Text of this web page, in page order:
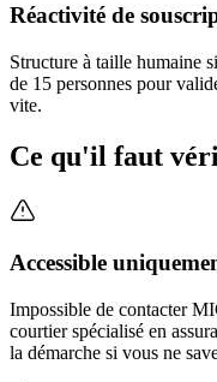
Réactivité de
Structure à taille humaine
de 15 personnes pour
vite.
Ce qu'il faut
Accessible
Impossible de contacter
courtier spécialisé en
la démarche si vous ne